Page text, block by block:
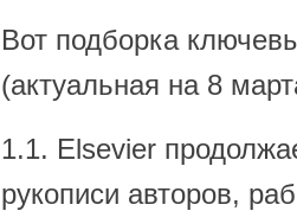
Вот подборка
(актуальная на 8
1.1. Elsevier
рукописи авторов,